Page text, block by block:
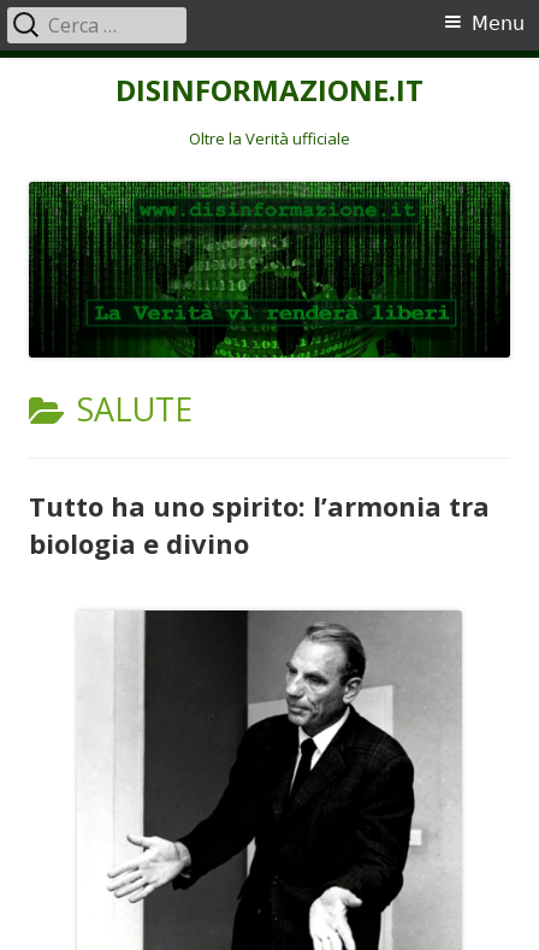
DISINFORMAZIONE.IT
Oltre la Verità ufficiale
Menu
principale
Menu
Ricerca
per:
CATEGORIA:
SALUTE
Tutto ha uno spirito: l’armonia tra
biologia e divino